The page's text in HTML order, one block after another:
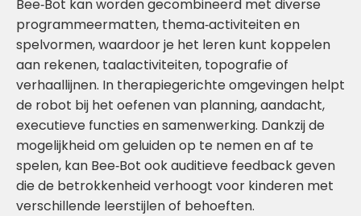
Bee‑Bot kan worden gecombineerd met diverse
programmeermatten, thema‑activiteiten en
spelvormen, waardoor je het leren kunt koppelen
aan rekenen, taalactiviteiten, topografie of
verhaallijnen. In therapiegerichte omgevingen helpt
de robot bij het oefenen van planning, aandacht,
executieve functies en samenwerking. Dankzij de
mogelijkheid om geluiden op te nemen en af te
spelen, kan Bee‑Bot ook auditieve feedback geven
die de betrokkenheid verhoogt voor kinderen met
verschillende leerstijlen of behoeften.